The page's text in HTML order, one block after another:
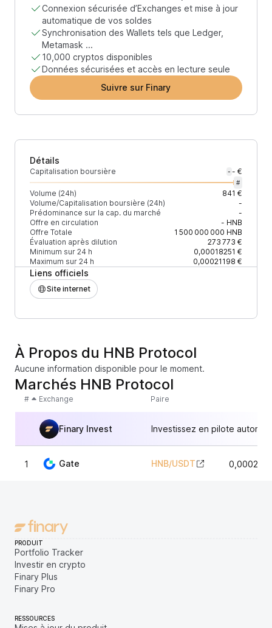
Connexion sécurisée d’Exchanges et mise à jour
automatique de vos soldes
Synchronisation des Wallets tels que Ledger,
Metamask ...
10,000 cryptos disponibles
Données sécurisées et accès en lecture seule
Suivre sur Finary
Détails
Capitalisation boursière - - €
#
Volume (24h)
841 €
Volume/Capitalisation boursière (24h)
-
Prédominance sur la cap. du marché
-
Offre en circulation
- HNB
Offre Totale
1 500 000 000 HNB
Évaluation après dilution
273 773 €
Minimum sur 24 h
0,00018251 €
Maximum sur 24 h
0,00021198 €
Liens officiels
Site internet
À Propos du HNB Protocol
Aucune information disponible pour le moment.
Marchés HNB Protocol
# Exchange Paire
Finary Invest Investissez en pilote
1 Gate HNB/USDT
PRODUIT
Portfolio Tracker
Investir en crypto
Finary Plus
Finary Pro
RESSOURCES